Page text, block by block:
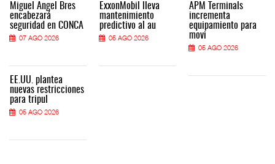
Miguel Ángel Bres
encabezará
seguridad en CONCA
07 AGO 2026
EE.UU. plantea
nuevas restricciones
para tripul
05 AGO 2026
ExxonMobil lleva
mantenimiento
predictivo al au
05 AGO 2026
APM Terminals
incrementa
equipamiento para
movi
05 AGO 2026